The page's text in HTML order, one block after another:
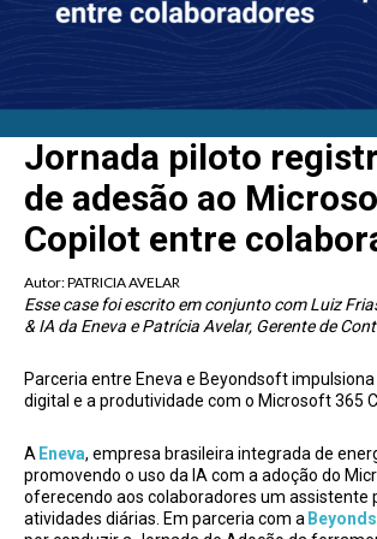
Jornada piloto
de adesão ao
Copilot entre
Autor:PATRICIA AVELAR
Esse case foi escrito em conjunto com Luiz
& IA da Eneva e Patrícia Avelar, Gerente de
Parceria entre Eneva e Beyondsoft
digital e a produtividade com o Microsoft 365
A Eneva, empresa brasileira integrada de
promovendo o uso da IA com a adoção do
oferecendo aos colaboradores um assistente
atividades diárias. Em parceria com a